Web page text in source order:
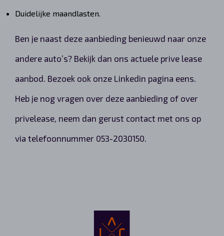
Duidelijke maandlasten.
Ben je naast deze aanbieding benieuwd naar onze
andere auto’s? Bekijk dan ons actuele prive lease
aanbod. Bezoek ook onze Linkedin pagina eens.
Heb je nog vragen over deze aanbieding of over
privelease, neem dan gerust contact met ons op
via telefoonnummer 053-2030150.